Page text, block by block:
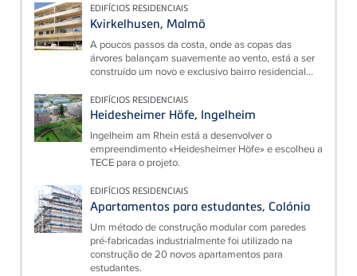
EDIFÍCIOS RESIDENCIAIS
Kvirkelhusen, Malmö
A poucos passos da costa, onde as copas das
árvores balançam suavemente ao vento, está a ser
construído um novo e exclusivo bairro residencial...
EDIFÍCIOS RESIDENCIAIS
Heidesheimer Höfe, Ingelheim
Ingelheim am Rhein está a desenvolver o
empreendimento «Heidesheimer Höfe» e escolheu a
TECE para o projeto.
EDIFÍCIOS RESIDENCIAIS
Apartamentos para estudantes, Colónia
Um método de construção modular com paredes
pré-fabricadas industrialmente foi utilizado na
construção de 20 novos apartamentos para
estudantes.